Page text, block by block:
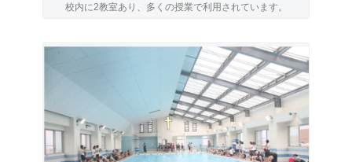
校内に2教室あり、多くの授業で利用されています。